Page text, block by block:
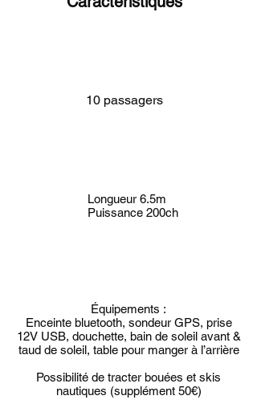
10 passagers
Longueur 6.5m
Puissance 200ch
Équipements :
Enceinte bluetooth, sondeur GPS, prise
12V USB, douchette, bain de soleil avant &
taud de soleil, table pour manger à l’arrière
Possibilité de tracter bouées et skis
nautiques (supplément 50€)